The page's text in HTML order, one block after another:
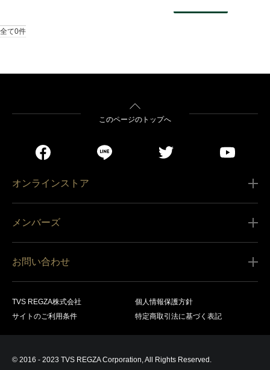
全て0件
このページのトップへ
オンラインストア
営業日カレンダー
メンバーズ
会員規約
商品登録
お問い合わせ
TVS REGZA株式会社
個人情報保護方針
サイトのご利用条件
特定商取引法に基づく表記
© 2016 - 2023 TVS REGZA Corporation, All Rights Reserved.